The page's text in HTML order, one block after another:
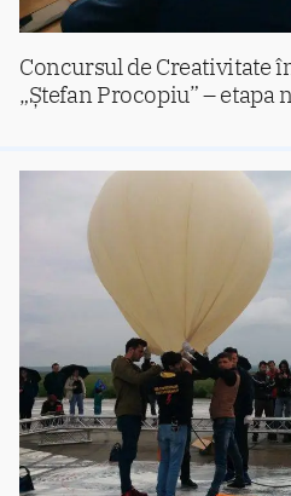
Concursul de Creativitate
„Ștefan Procopiu” – etapa